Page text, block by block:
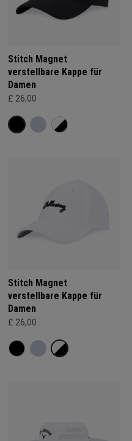
Stitch Magnet
verstellbare Kappe für
Damen
£ 26,00
Stitch Magnet
verstellbare Kappe für
Damen
£ 26,00